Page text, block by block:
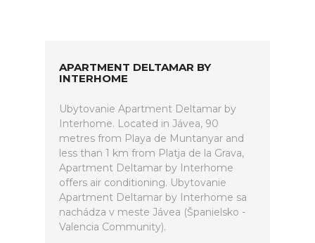
APARTMENT DELTAMAR BY
INTERHOME
Ubytovanie Apartment Deltamar by
Interhome. Located in Jávea, 90
metres from Playa de Muntanyar and
less than 1 km from Platja de la Grava,
Apartment Deltamar by Interhome
offers air conditioning. Ubytovanie
Apartment Deltamar by Interhome sa
nachádza v meste Jávea (Španielsko -
Valencia Community).